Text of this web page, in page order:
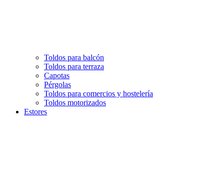
Toldos para balcón
Toldos para terraza
Capotas
Pérgolas
Toldos para comercios y hostelería
Toldos motorizados
Estores